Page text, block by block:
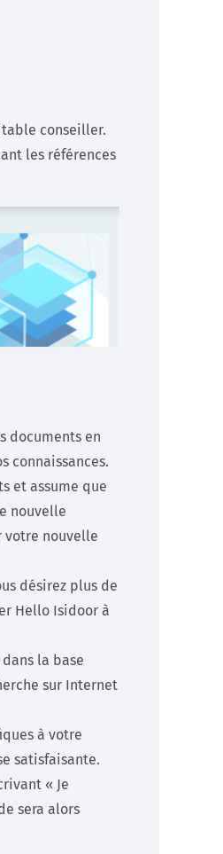
conseiller.
les références
documents en
connaissances.
et assume que
nouvelle
votre nouvelle
désirez plus de
Hello Isidoor à
la base
sur Internet
à votre
satisfaisante.
« Je
sera alors